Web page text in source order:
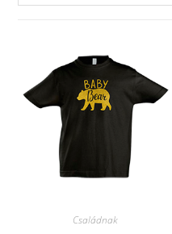
Családnak